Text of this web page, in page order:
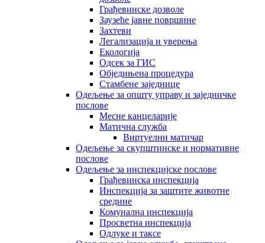
Грађевинске дозволе
Заузеће јавне површине
Захтеви
Легализација и уверења
Екологија
Одсек за ГИС
Обједињена процедура
Стамбене заједнице
Oдељење за општу управу и заједничке
послове
Месне канцеларије
Матична служба
Виртуелни матичар
Одељење за скупштинске и нормативне
послове
Одељење за инспекцијске послове
Грађевинска инспекција
Инспекција за заштите животне
средине
Комунална инспекција
Просветна инспекција
Одлуке и таксе